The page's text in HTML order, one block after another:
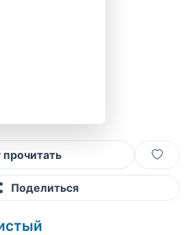
прочитать
Поделиться